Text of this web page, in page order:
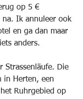
op 5 €
na. Ik annuleer ook
en ga dan maar
anders.
Strassenläufe. Die
in Herten, een
Ruhrgebied op